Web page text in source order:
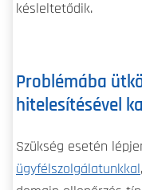
késleltetődik.
Problémába
hitelesítésével
Szükség esetén
ügyfélszolgálatunkkal